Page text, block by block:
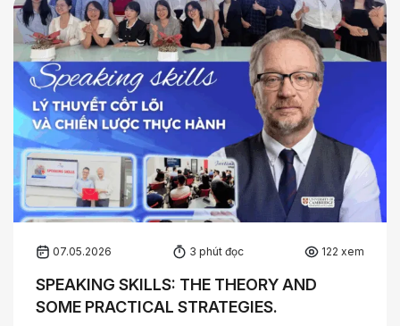
07.05.2026 3 phút đọc 122 xem
SPEAKING SKILLS: THE THEORY AND
SOME PRACTICAL STRATEGIES.